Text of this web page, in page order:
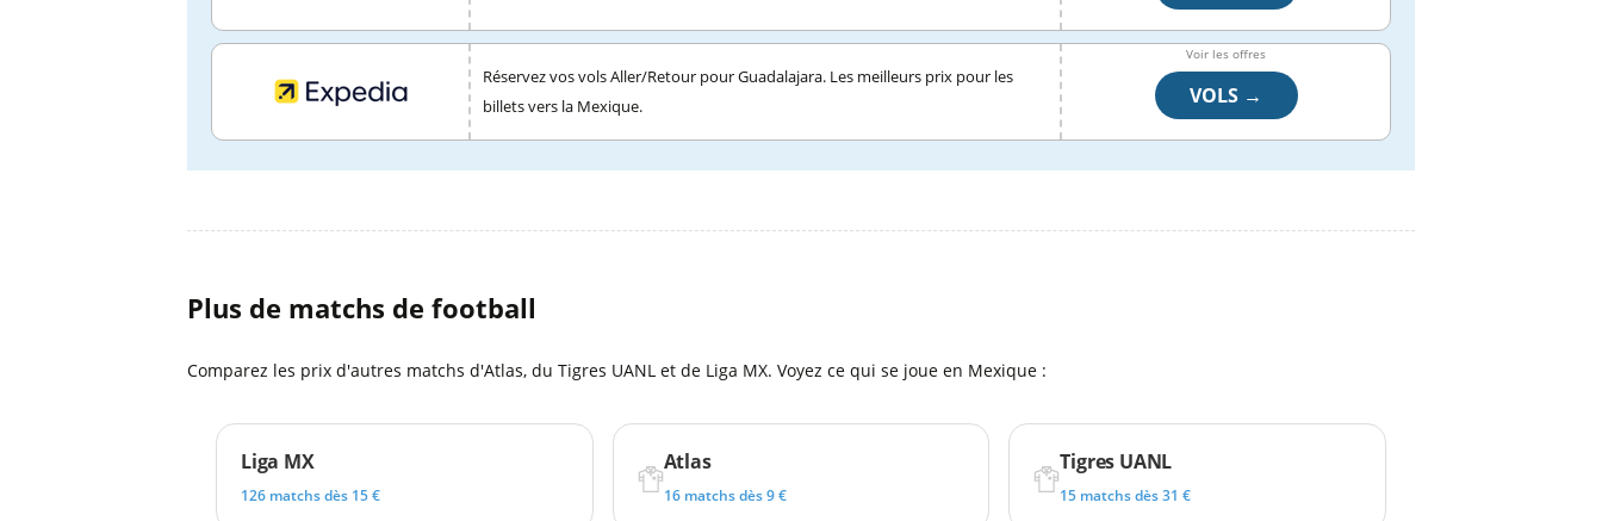
Réservez vos vols Aller/Retour pour Guadalajara. Les meilleurs prix pour les
billets vers la Mexique.
Voir les offres
VOLS →
Plus de matchs de football
Comparez les prix d'autres matchs d'Atlas, du Tigres UANL et de Liga MX. Voyez ce qui se joue en Mexique :
Liga MX
126 matchs dès 15 €
Atlas
16 matchs dès 9 €
Tigres UANL
15 matchs dès 31 €